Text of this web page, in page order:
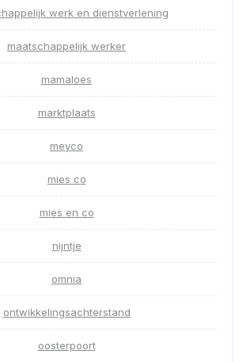
werk en dienstverlening
maatschappelijk werker
mamaloes
marktplaats
meyco
mies co
mies en co
nijntje
omnia
ontwikkelingsachterstand
oosterpoort